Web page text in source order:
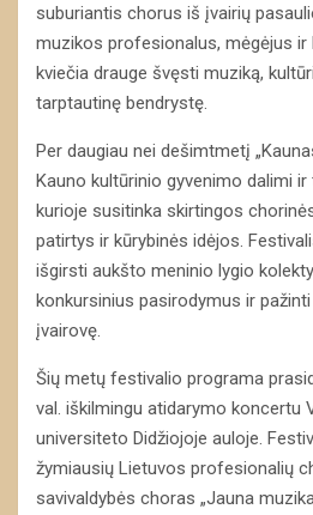
suburiantis chorus iš įvairių
muzikos profesionalus, mėgėjus ir
kviečia drauge švęsti muziką,
tarptautinę bendrystę.
Per daugiau nei dešimtmetį
Kauno kultūrinio gyvenimo dalimi ir
kurioje susitinka skirtingos
patirtys ir kūrybinės idėjos.
išgirsti aukšto meninio lygio
konkursinius pasirodymus ir
įvairovę.
Šių metų festivalio programa
val. iškilmingu atidarymo koncertu
universiteto Didžiojoje auloje.
žymiausių Lietuvos profesionalių
savivaldybės choras „Jauna